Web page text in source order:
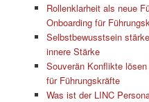
Rollenklarheit als neue
Onboarding für
Selbstbewusstsein
innere Stärke
Souverän Konflikte
für Führungskräfte
Was ist der LINC